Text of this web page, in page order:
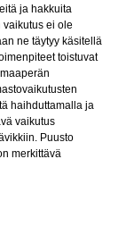
ja hakkuita
ei ole
ne täytyy käsitellä
toistuvat
haihduttamalla ja
vaikutus
Puusto
merkittävä